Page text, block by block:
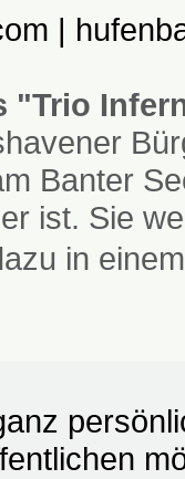
"Trio
Banter
ist. Sie
in